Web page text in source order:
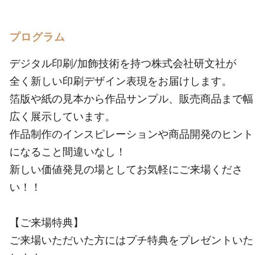
プログラム
デジタル印刷/加飾技術を持つ株式会社研文社が
全く新しい印刷デザイン表現をお届けします。
箔版や紙の見本から作品サンプル、販売商品まで幅
広く展示しています。
作品制作のインスピレーションや商品開発のヒント
になること間違いなし！
新しい価値発見の場としてお気軽にご来場くださ
い！！
【ご来場特典】
ご来場いただいた方にはプチ特典をプレゼントいた